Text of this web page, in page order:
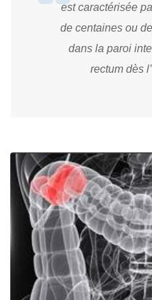
est caractérisée
de centaines ou
dans la paroi
rectum dès